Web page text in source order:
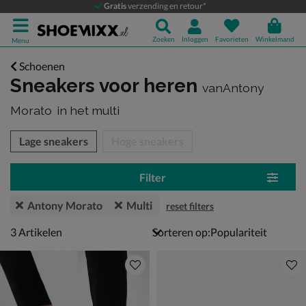
Gratisverzending en retour*
Menu Zoeken Inloggen Favorieten Winkelmand
Schoenen
Sneakers voor heren vanAntony
Morato in het multi
over
Lage sneakers
Filter
Antony Morato Multi reset filters
3 artikelen
3Artikelen Sorteren op: